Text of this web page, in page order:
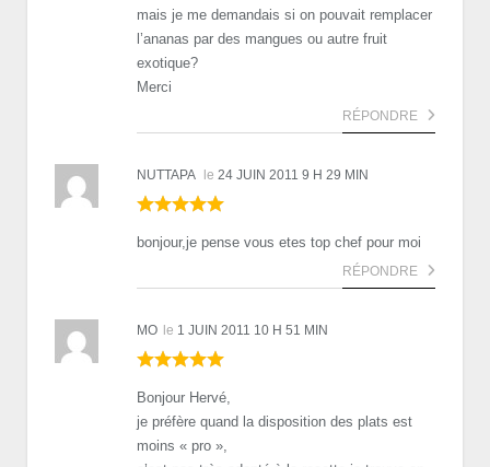
mais je me demandais si on pouvait remplacer
l’ananas par des mangues ou autre fruit
exotique?
Merci
RÉPONDRE
NUTTAPA le 24 JUIN 2011 9 H 29 MIN
bonjour,je pense vous etes top chef pour moi
RÉPONDRE
MO le 1 JUIN 2011 10 H 51 MIN
Bonjour Hervé,
je préfère quand la disposition des plats est
moins « pro »,